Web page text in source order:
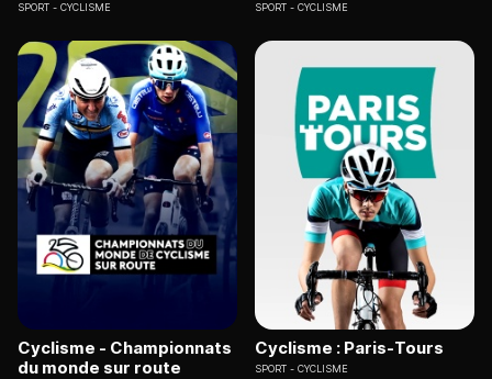
SPORT CYCLISME SPORT CYCLISME
Cyclisme - Championnats
du monde sur route
Cyclisme : Paris-Tours
SPORT CYCLISME